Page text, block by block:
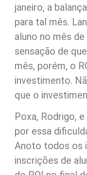
janeiro, a
para tal mês.
aluno no mês
sensação de
mês, porém, o
investimento.
que o
Poxa, Rodrigo,
por essa
Anoto todos os
inscrições de